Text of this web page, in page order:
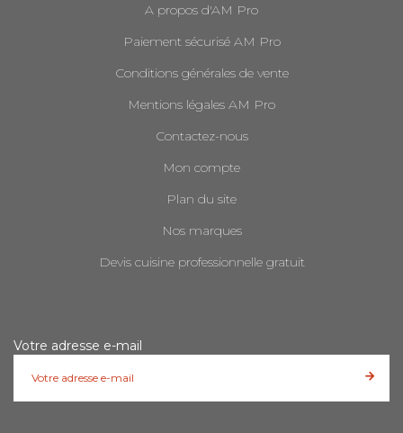
A propos d'AM Pro
Paiement sécurisé AM Pro
Conditions générales de vente
Mentions légales AM Pro
Contactez-nous
Mon compte
Plan du site
Nos marques
Devis cuisine professionnelle gratuit
Votre adresse e-mail